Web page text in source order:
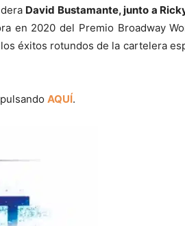
David Bustamante, junto a
en 2020 del Premio Broadway
éxitos rotundos de la cartelera
pulsando AQUÍ.